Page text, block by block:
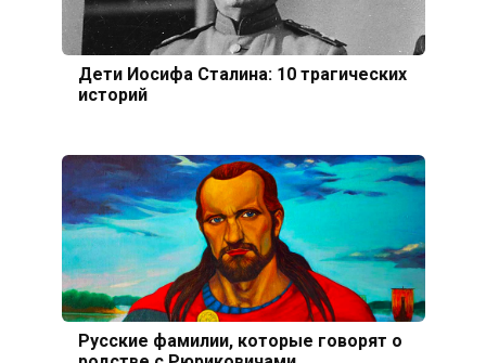
Дети Иосифа Сталина: 10 трагических
историй
Русские фамилии, которые говорят о